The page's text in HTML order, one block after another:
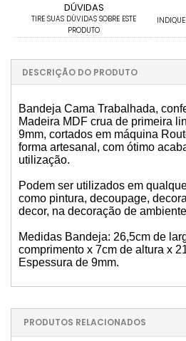
CAIXA SAPATO 35X35X10CM
CAIXA SAPATO 23X16X8CM
30 CAIXAS SAPATO 5X5X5CM
50 CAIXAS SAPATO 7X7X5CM
CAIXA MINI CHANDON 1 LUGAR
30 CAIXAS SAPATO 10X10X5CM
CAIXA SAPATO 17X17X6CM
DÚVIDAS
TIRE SUAS DÚVIDAS SOBRE ESTE
PRODUTO
DESCRIÇÃO DO PRODUTO
Bandeja Cama Trabalhada,
Madeira MDF crua de primeira
9mm, cortados em máquina
forma artesanal, com ótimo
utilização.
Podem ser utilizados em
como pintura, decoupage,
decor, na decoração de
Medidas Bandeja: 26,5cm de
comprimento x 7cm de altura x
Espessura de 9mm.
PRODUTOS RELACIONADOS